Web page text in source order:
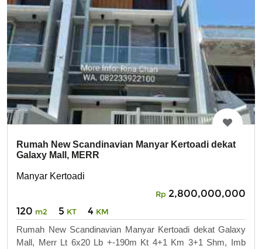
Rumah New Scandinavian Manyar Kertoadi dekat
Galaxy Mall, MERR
Manyar Kertoadi
Rp 2,800,000,000
120 m2 5 KT 4 KM
Rumah New Scandinavian Manyar Kertoadi dekat Galaxy
Mall, Merr Lt 6x20 Lb +-190m Kt 4+1 Km 3+1 Shm, Imb